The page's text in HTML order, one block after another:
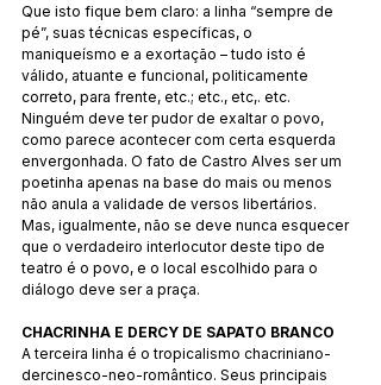
Que isto fique bem claro: a linha “sempre de
pé”, suas técnicas específicas, o
maniqueísmo e a exortação – tudo isto é
válido, atuante e funcional, politicamente
correto, para frente, etc.; etc., etc,. etc.
Ninguém deve ter pudor de exaltar o povo,
como parece acontecer com certa esquerda
envergonhada. O fato de Castro Alves ser um
poetinha apenas na base do mais ou menos
não anula a validade de versos libertários.
Mas, igualmente, não se deve nunca esquecer
que o verdadeiro interlocutor deste tipo de
teatro é o povo, e o local escolhido para o
diálogo deve ser a praça.
CHACRINHA E DERCY DE SAPATO BRANCO
A terceira linha é o tropicalismo chacriniano-
dercinesco-neo-romântico. Seus principais